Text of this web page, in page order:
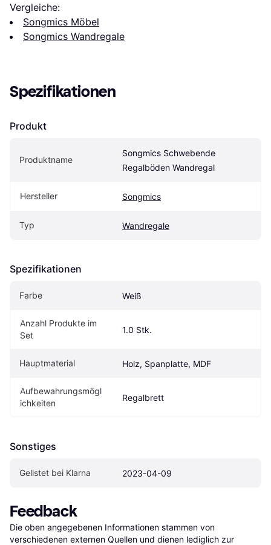
Vergleiche:
Songmics Möbel
Songmics Wandregale
Spezifikationen
Produkt
Produktname
Songmics Schwebende
Regalböden Wandregal
Hersteller Songmics
Typ Wandregale
Spezifikationen
Farbe Weiß
Anzahl Produkte im
Set
1.0 Stk.
Hauptmaterial Holz, Spanplatte, MDF
Aufbewahrungsmögl
ichkeiten
Regalbrett
Sonstiges
Gelistet bei Klarna 2023-04-09
Feedback
Die oben angegebenen Informationen stammen von
verschiedenen externen Quellen und dienen lediglich zur